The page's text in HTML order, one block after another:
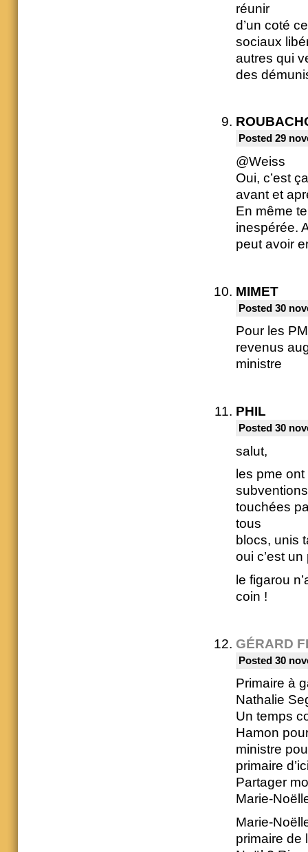
réunir
d’un coté
sociaux
autres qui
des
Posted 29
@Weiss
Oui, c’est
avant et
En même
inespérée.
peut avoir
MIMET
Posted 30
Pour les
revenus
ministre
PHIL
Posted 30
salut,
les pme
subventions
touchées
tous
blocs, unis
oui c’est
le figarou
coin !
GÉRARD
Posted 30
Primaire à
Nathalie
Un temps
Hamon
ministre
primaire
Partager
Marie-
Marie-
primaire de